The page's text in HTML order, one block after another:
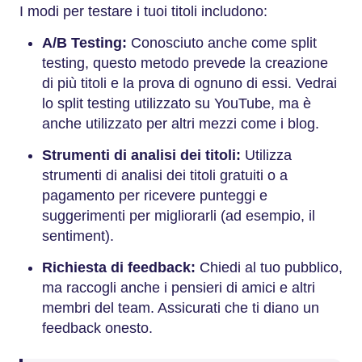
I modi per testare i tuoi titoli includono:
A/B Testing: Conosciuto anche come split
testing, questo metodo prevede la creazione
di più titoli e la prova di ognuno di essi. Vedrai
lo split testing utilizzato su YouTube, ma è
anche utilizzato per altri mezzi come i blog.
Strumenti di analisi dei titoli: Utilizza
strumenti di analisi dei titoli gratuiti o a
pagamento per ricevere punteggi e
suggerimenti per migliorarli (ad esempio, il
sentiment).
Richiesta di feedback: Chiedi al tuo pubblico,
ma raccogli anche i pensieri di amici e altri
membri del team. Assicurati che ti diano un
feedback onesto.